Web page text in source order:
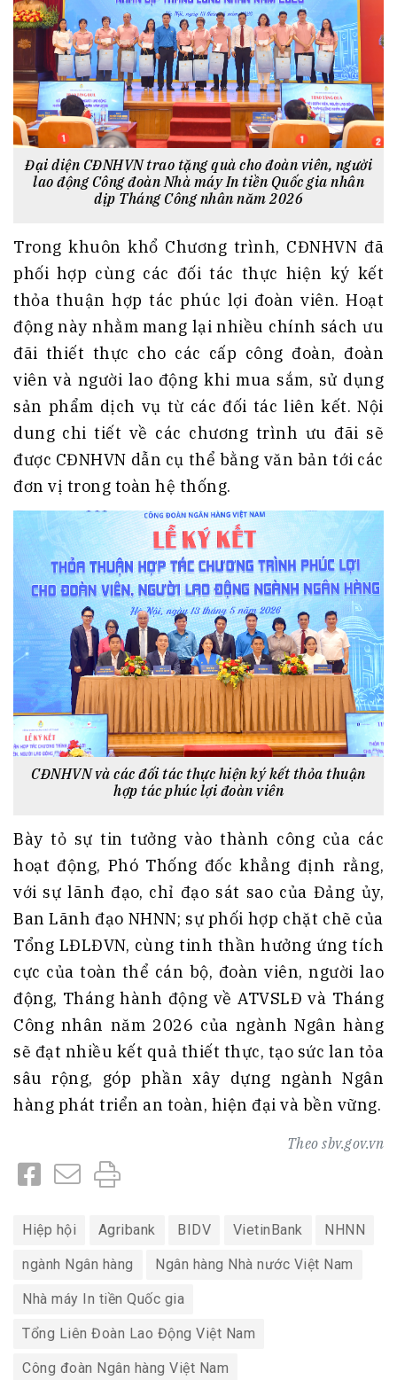
Đại diện CĐNHVN trao tặng quà cho đoàn viên, người
lao động Công đoàn Nhà máy In tiền Quốc gia nhân
dịp Tháng Công nhân năm 2026
Trong khuôn khổ Chương trình, CĐNHVN đã
phối hợp cùng các đối tác thực hiện ký kết
thỏa thuận hợp tác phúc lợi đoàn viên. Hoạt
động này nhằm mang lại nhiều chính sách ưu
đãi thiết thực cho các cấp công đoàn, đoàn
viên và người lao động khi mua sắm, sử dụng
sản phẩm dịch vụ từ các đối tác liên kết. Nội
dung chi tiết về các chương trình ưu đãi sẽ
được CĐNHVN dẫn cụ thể bằng văn bản tới các
đơn vị trong toàn hệ thống.
CĐNHVN và các đối tác thực hiện ký kết thỏa thuận
hợp tác phúc lợi đoàn viên
Bày tỏ sự tin tưởng vào thành công của các
hoạt động, Phó Thống đốc khẳng định rằng,
với sự lãnh đạo, chỉ đạo sát sao của Đảng ủy,
Ban Lãnh đạo NHNN; sự phối hợp chặt chẽ của
Tổng LĐLĐVN, cùng tinh thần hưởng ứng tích
cực của toàn thể cán bộ, đoàn viên, người lao
động, Tháng hành động về ATVSLĐ và Tháng
Công nhân năm 2026 của ngành Ngân hàng
sẽ đạt nhiều kết quả thiết thực, tạo sức lan tỏa
sâu rộng, góp phần xây dựng ngành Ngân
hàng phát triển an toàn, hiện đại và bền vững.
Theo sbv.gov.vn
Hiệp hội Agribank BIDV VietinBank NHNN
ngành Ngân hàng Ngân hàng Nhà nước Việt Nam
Nhà máy In tiền Quốc gia
Tổng Liên Đoàn Lao Động Việt Nam
Công đoàn Ngân hàng Việt Nam